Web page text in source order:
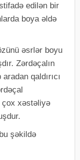
edilən bir
boya əldə
əsrlər boyu
Zərdəçalın
qaldırıcı
çox xəstəliyə
şəkildə